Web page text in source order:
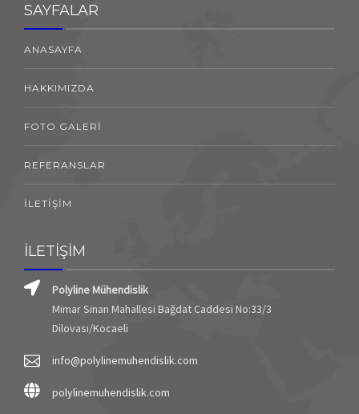
SAYFALAR
ANASAYFA
HAKKIMIZDA
FOTO GALERİ
REFERANSLAR
İLETİŞİM
İLETİŞİM
Polyline Mühendislik
Mimar Sinan Mahallesi Bağdat Caddesi No:33/3
Dilovası/Kocaeli
info@polylinemuhendislik.com
polylinemuhendislik.com